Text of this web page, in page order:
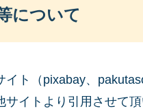
について
ト（pixabay、
イトより引用させて